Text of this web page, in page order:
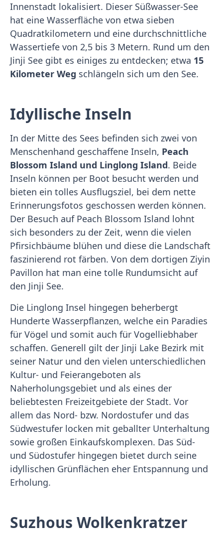
Innenstadt lokalisiert. Dieser Süßwasser-See
hat eine Wasserfläche von etwa sieben
Quadratkilometern und eine durchschnittliche
Wassertiefe von 2,5 bis 3 Metern. Rund um den
Jinji See gibt es einiges zu entdecken; etwa 15
Kilometer Weg schlängeln sich um den See.
Idyllische Inseln
In der Mitte des Sees befinden sich zwei von
Menschenhand geschaffene Inseln, Peach
Blossom Island und Linglong Island. Beide
Inseln können per Boot besucht werden und
bieten ein tolles Ausflugsziel, bei dem nette
Erinnerungsfotos geschossen werden können.
Der Besuch auf Peach Blossom Island lohnt
sich besonders zu der Zeit, wenn die vielen
Pfirsichbäume blühen und diese die Landschaft
faszinierend rot färben. Von dem dortigen Ziyin
Pavillon hat man eine tolle Rundumsicht auf
den Jinji See.
Die Linglong Insel hingegen beherbergt
Hunderte Wasserpflanzen, welche ein Paradies
für Vögel und somit auch für Vogelliebhaber
schaffen. Generell gilt der Jinji Lake Bezirk mit
seiner Natur und den vielen unterschiedlichen
Kultur- und Feierangeboten als
Naherholungsgebiet und als eines der
beliebtesten Freizeitgebiete der Stadt. Vor
allem das Nord- bzw. Nordostufer und das
Südwestufer locken mit geballter Unterhaltung
sowie großen Einkaufskomplexen. Das Süd-
und Südostufer hingegen bietet durch seine
idyllischen Grünflächen eher Entspannung und
Erholung.
Suzhous Wolkenkratzer